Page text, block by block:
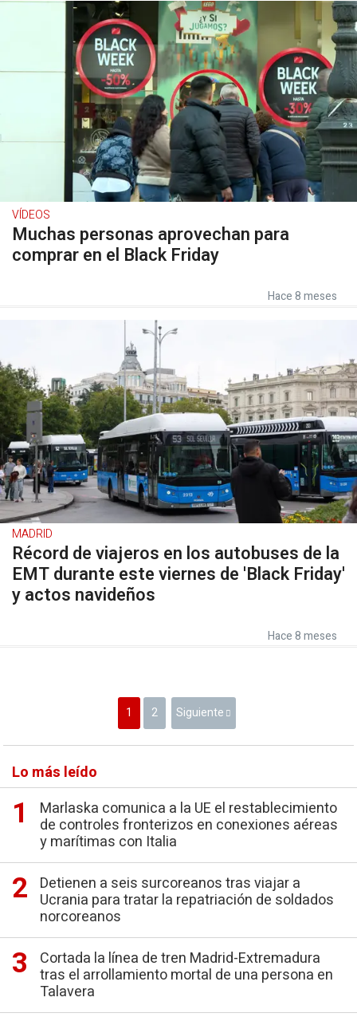
VÍDEOS
Muchas personas aprovechan para
comprar en el Black Friday
Hace 8 meses
MADRID
Récord de viajeros en los autobuses de la
EMT durante este viernes de 'Black Friday'
y actos navideños
Hace 8 meses
1 2 Siguiente
Lo más leído
Marlaska comunica a la UE el restablecimiento
de controles fronterizos en conexiones aéreas
y marítimas con Italia
Detienen a seis surcoreanos tras viajar a
Ucrania para tratar la repatriación de soldados
norcoreanos
Cortada la línea de tren Madrid-Extremadura
tras el arrollamiento mortal de una persona en
Talavera